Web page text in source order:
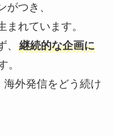
つき、
れています。
継続的な企画に
。
海外発信をどう続け